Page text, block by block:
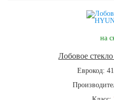
на
Лобовое
Еврокод: